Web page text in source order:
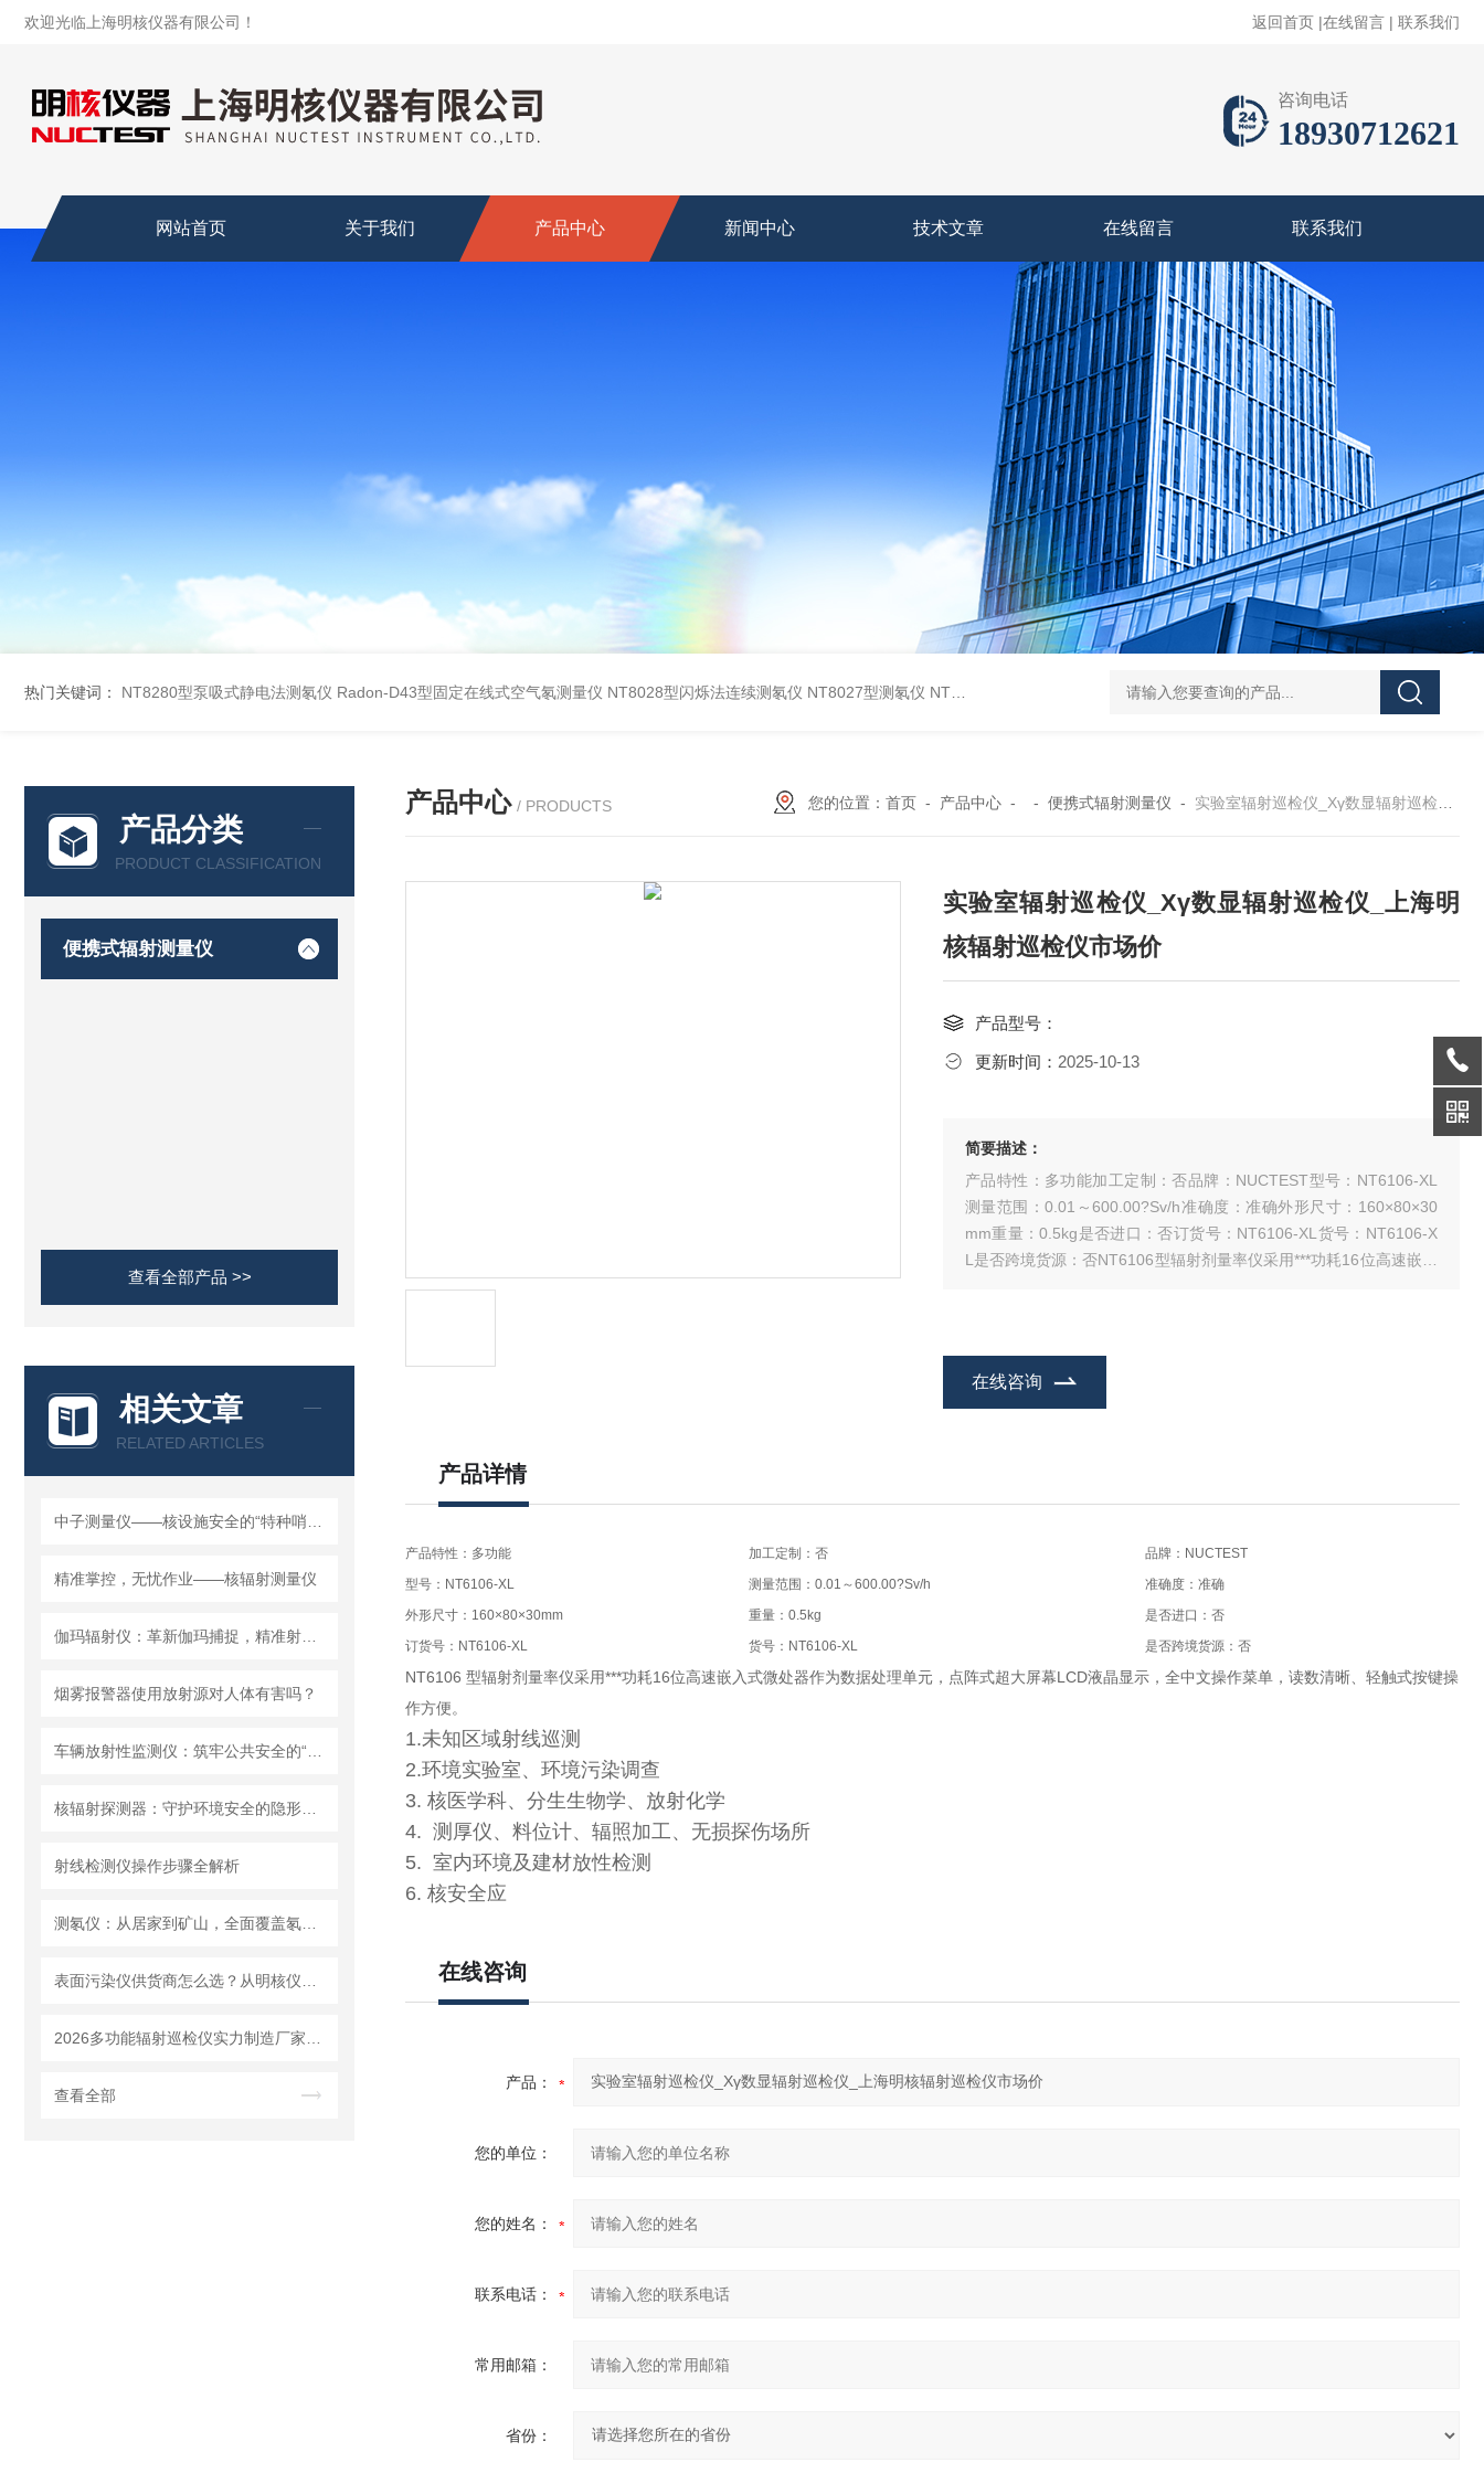
欢迎光临上海明核仪器有限公司！ 返回首页 |在线留言 | 联系我们
咨询电话
18930712621
网站首页 关于我们 产品中心 新闻中心 技术文章 在线留言 联系我们
热门关键词： NT8280型泵吸式静电法测氡仪 Radon-D43型固定在线式空气氡测量仪 NT8028型闪烁法连续测氡仪 NT8027型测氡仪 NT8260型测氡仪(泵吸闪烁室法） NT6103-W智能在线式辐射监测系统 N3025型
产品分类
PRODUCT CLASSIFICATION
便携式辐射测量仪
查看全部产品 >>
相关文章
RELATED ARTICLES
精准掌控，无忧作业——核辐射测量仪
烟雾报警器使用放射源对人体有害吗？
射线检测仪操作步骤全解析
查看全部
产品中心 / PRODUCTS 您的位置： 首页- 产品中心- - 便携式辐射测量仪 - 实验室辐射巡检仪_Xγ数显辐射巡检仪_上海明核辐射巡检仪市场价
实验室辐射巡检仪_Xγ数显辐射巡检仪_上海明
核辐射巡检仪市场价
产品型号：
更新时间： 2025-10-13
简要描述：
产品特性：多功能加工定制：否品牌：NUCTEST型号：NT6106-XL
测量范围：0.01～600.00?Sv/h准确度：准确外形尺寸：160×80×30
mm重量：0.5kg是否进口：否订货号：NT6106-XL货号：NT6106-X
L是否跨境货源：否NT6106型辐射剂量率仪采用***功耗16位高速嵌入
在线咨询
产品详情
产品特性：多功能 加工定制：否
品牌：NUCTEST
型号：NT6106-XL
测量范围：0.01～600.00?Sv/h
准确度：准确
外形尺寸：160×80×30mm
重量：0.5kg
是否进口：否
订货号：NT6106-XL
货号：NT6106-XL 是否跨境货源：否
NT6106 型辐射剂量率仪采用***功耗16位高速嵌入式微处器作为数据处理单元，点阵式超大屏幕LCD液晶显示，全中文操作菜单，读数清晰、轻触式按键操
作方便。
1.未知区域射线巡测
2.环境实验室、环境污染调查
3. 核医学科、分生生物学、放射化学
4. 测厚仪、料位计、辐照加工、无损探伤场所
5. 室内环境及建材放性检测
6. 核安全应
在线咨询
产品：
您的单位：
您的姓名：
联系电话：
常用邮箱：
省份：